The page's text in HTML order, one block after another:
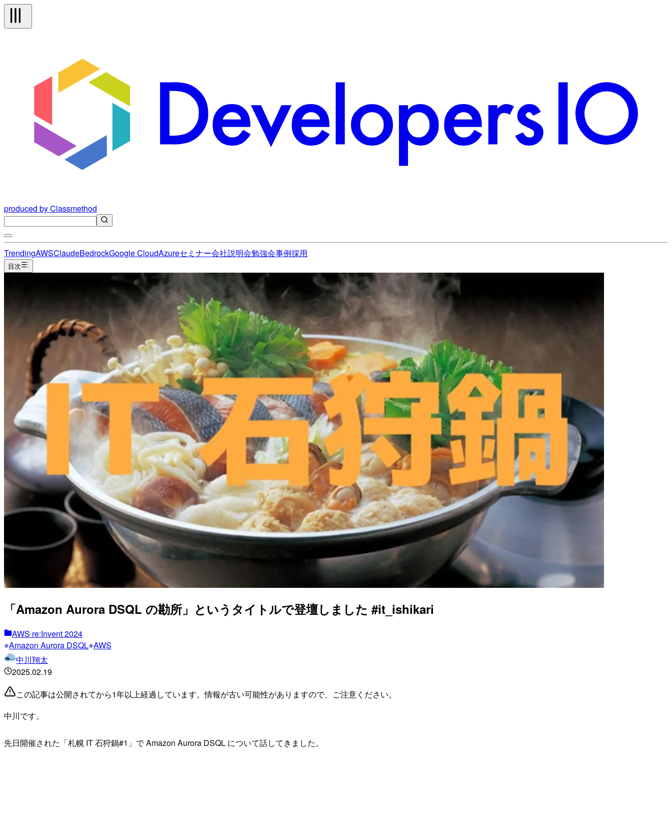
produced by Classmethod
TrendingAWSClaudeBedrockGoogle CloudAzureセミナー会社説明会勉強会事例採用
目次
「Amazon Aurora DSQL の勘所」というタイトルで登壇しました #it_ishikari
AWS re:Invent 2024
Amazon Aurora DSQL AWS
中川翔太
2025.02.19
この記事は公開されてから1年以上経過しています。情報が古い可能性がありますので、ご注意ください。
中川です。
先日開催された「札幌 IT 石狩鍋#1」で Amazon Aurora DSQL について話してきました。